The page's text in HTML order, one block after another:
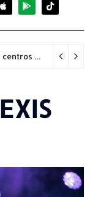
Hospital General de Castañer entre los centros de salud comunitarios con mejor desempeño clínico de Estados Unidos